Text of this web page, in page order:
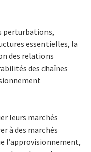
perturbations,
essentielles, la
des relations
des chaînes
leurs marchés
à des marchés
l’approvisionnement,